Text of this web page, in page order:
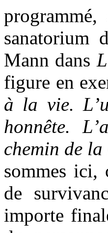
programmé,
sanatorium
Mann dans
figure en
à la vie.
honnête.
chemin de
sommes ici,
de
importe